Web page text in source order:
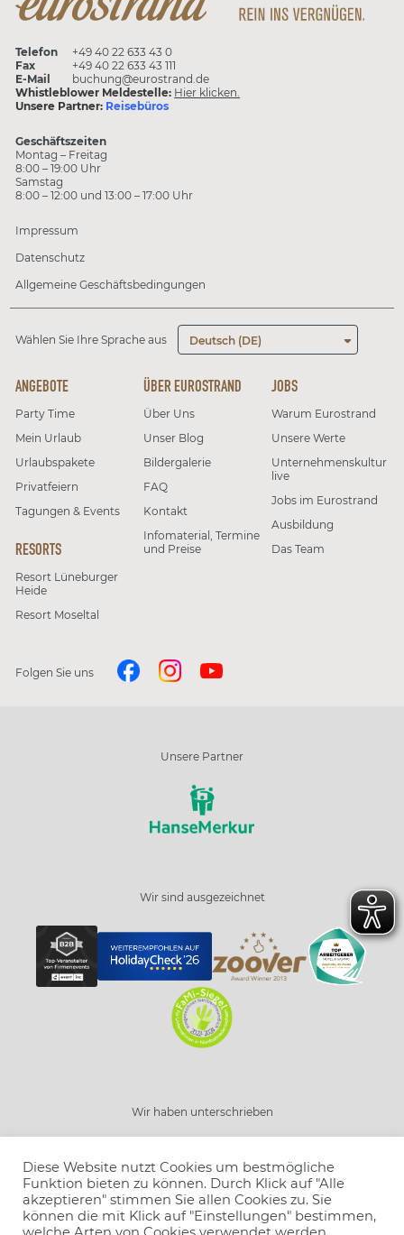
Schließen
Resort wählen
Angebot wählen
Telefon
+49 40 22 633 43 0
Fax
+49 40 22 633 43 111
E-Mail
buchung@eurostrand.de
Whistleblower Meldestelle: Hier klicken.
Unsere Partner: Reisebüros
Geschäftszeiten
Montag – Freitag
8:00 – 19:00 Uhr
Samstag
8:00 – 12:00 und 13:00 – 17:00 Uhr
Impressum
Datenschutz
Allgemeine Geschäftsbedingungen
Wählen Sie Ihre Sprache aus Deutsch (DE)
ANGEBOTE
Party Time
Mein Urlaub
Urlaubspakete
Privatfeiern
Tagungen & Events
RESORTS
Resort Lüneburger
Heide
Resort Moseltal
ÜBER EUROSTRAND
Über Uns
Unser Blog
Bildergalerie
FAQ
Kontakt
Infomaterial, Termine
und Preise
JOBS
Warum Eurostrand
Unsere Werte
Unternehmenskultur
live
Jobs im Eurostrand
Ausbildung
Das Team
Folgen Sie uns
Unsere Partner
Wir sind ausgezeichnet
Wir haben unterschrieben
Diese Website nutzt Cookies um bestmögliche
Funktion bieten zu können. Durch Klick auf "Alle
akzeptieren" stimmen Sie allen Cookies zu. Sie
können die mit Klick auf "Einstellungen" bestimmen,